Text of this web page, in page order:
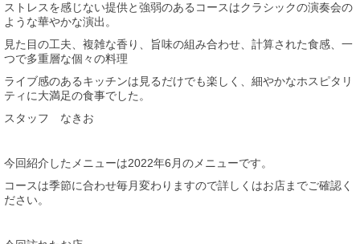
ストレスを感じない提供と強弱のあるコースはクラシックの演奏会の
ような華やかな演出。
見た目の工夫、複雑な香り、旨味の組み合わせ、計算された食感、一
つで多重層な個々の料理
ライブ感のあるキッチンは見るだけでも楽しく、細やかなホスピタリ
ティに大満足の食事でした。
スタッフ なきお
今回紹介したメニューは2022年6月のメニューです。
コースは季節に合わせ毎月変わりますので詳しくはお店までご確認く
ださい。